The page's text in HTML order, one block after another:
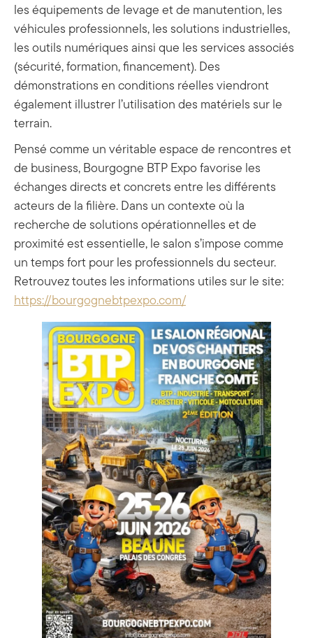
les équipements de levage et de manutention, les
véhicules professionnels, les solutions industrielles,
les outils numériques ainsi que les services associés
(sécurité, formation, financement). Des
démonstrations en conditions réelles viendront
également illustrer l’utilisation des matériels sur le
terrain.
Pensé comme un véritable espace de rencontres et
de business, Bourgogne BTP Expo favorise les
échanges directs et concrets entre les différents
acteurs de la filière. Dans un contexte où la
recherche de solutions opérationnelles et de
proximité est essentielle, le salon s’impose comme
un temps fort pour les professionnels du secteur.
Retrouvez toutes les informations utiles sur le site:
https://bourgognebtpexpo.com/